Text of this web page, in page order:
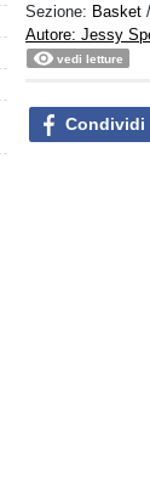
Sezione: Basket
Autore: Jessy
vedi letture
Condividi